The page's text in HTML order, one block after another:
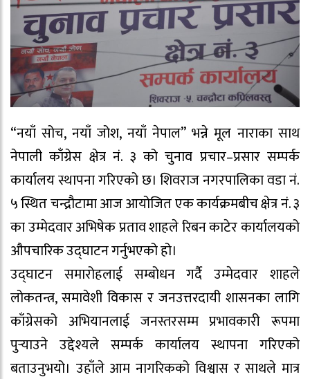
“नयाँ सोच, नयाँ जोश, नयाँ नेपाल” भन्ने मूल नाराका साथ
नेपाली काँग्रेस क्षेत्र नं. ३ को चुनाव प्रचार–प्रसार सम्पर्क
कार्यालय स्थापना गरिएको छ। शिवराज नगरपालिका वडा नं.
५ स्थित चन्द्रौटामा आज आयोजित एक कार्यक्रमबीच क्षेत्र नं. ३
का उम्मेदवार अभिषेक प्रताव शाहले रिबन काटेर कार्यालयको
औपचारिक उद्घाटन गर्नुभएको हो।
उद्घाटन समारोहलाई सम्बोधन गर्दै उम्मेदवार शाहले
लोकतन्त्र, समावेशी विकास र जनउत्तरदायी शासनका लागि
काँग्रेसको अभियानलाई जनस्तरसम्म प्रभावकारी रूपमा
पुर्‍याउने उद्देश्यले सम्पर्क कार्यालय स्थापना गरिएको
बताउनुभयो। उहाँले आम नागरिकको विश्वास र साथले मात्र